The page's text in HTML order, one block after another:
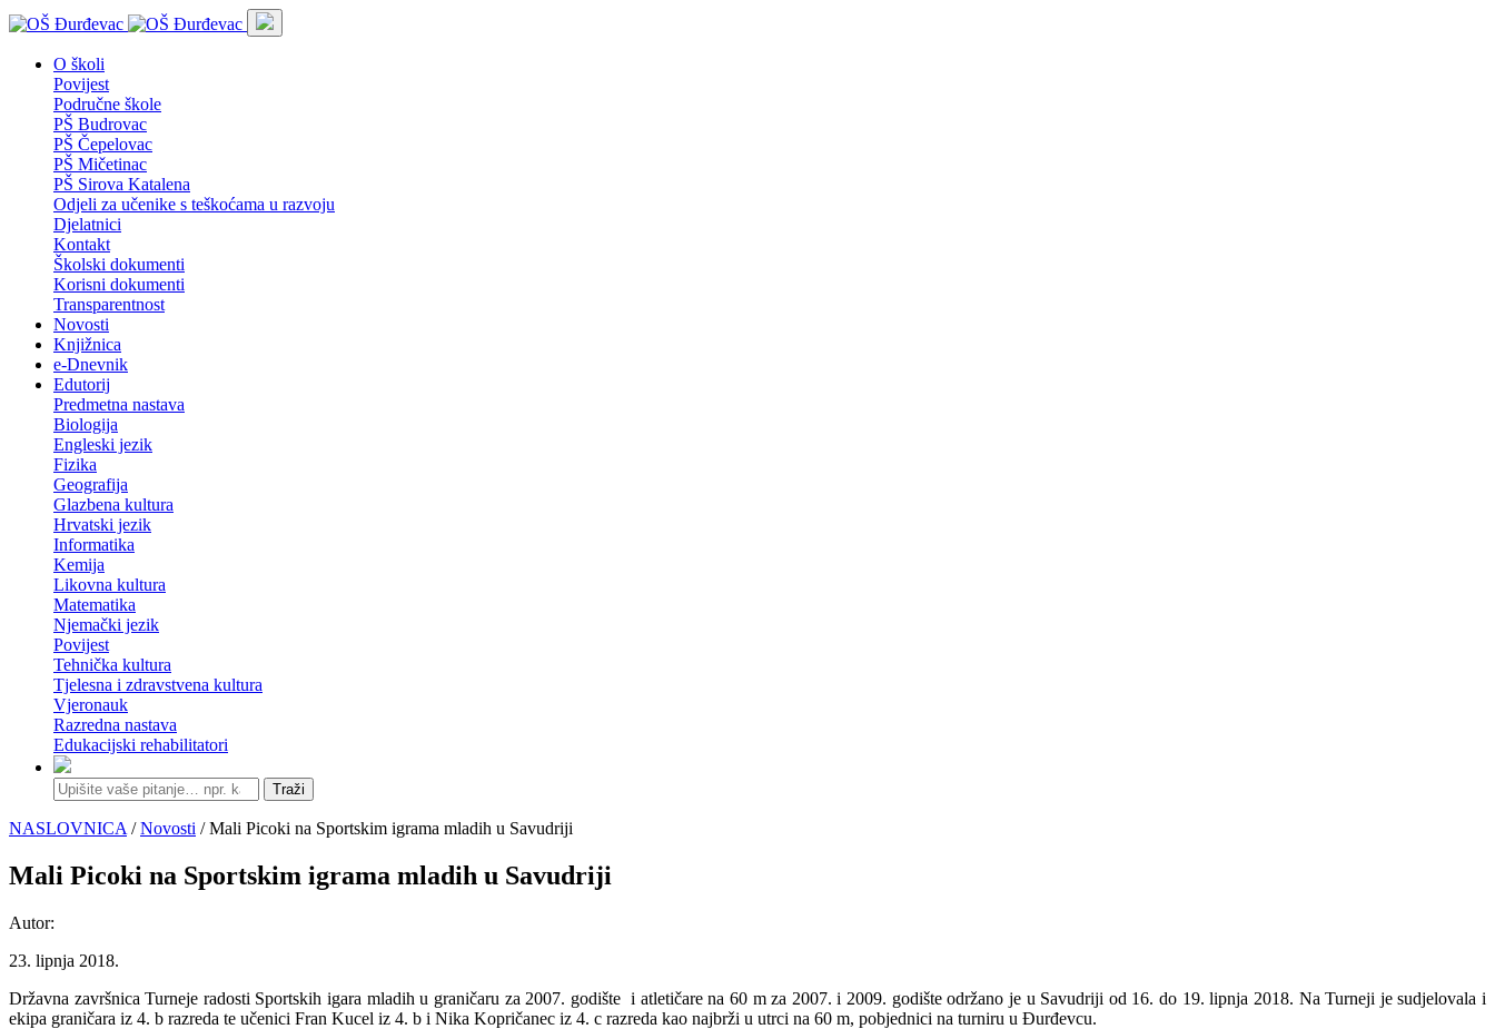
O školi
Povijest
Područne škole
PŠ Budrovac
PŠ Čepelovac
PŠ Mičetinac
PŠ Sirova Katalena
Odjeli za učenike s teškoćama u razvoju
Djelatnici
Kontakt
Školski dokumenti
Korisni dokumenti
Transparentnost
Novosti
Knjižnica
e-Dnevnik
Edutorij
Predmetna nastava
Biologija
Engleski jezik
Fizika
Geografija
Glazbena kultura
Hrvatski jezik
Informatika
Kemija
Likovna kultura
Matematika
Njemački jezik
Povijest
Tehnička kultura
Tjelesna i zdravstvena kultura
Vjeronauk
Razredna nastava
Edukacijski rehabilitatori
Traži
NASLOVNICA /Novosti / Mali Picoki na Sportskim igrama mladih u Savudriji
Mali Picoki na Sportskim igrama mladih u Savudriji
Autor:
23. lipnja 2018.
Državna završnica Turneje radosti Sportskih igara mladih u graničaru za 2007. godište i atletičare na 60 m za 2007. i 2009. godište održano je u Savudriji od 16. do 19. lipnja 2018. Na Turneji je sudjelovala i
ekipa graničara iz 4. b razreda te učenici Fran Kucel iz 4. b i Nika Kopričanec iz 4. c razreda kao najbrži u utrci na 60 m, pobjednici na turniru u Đurđevcu.